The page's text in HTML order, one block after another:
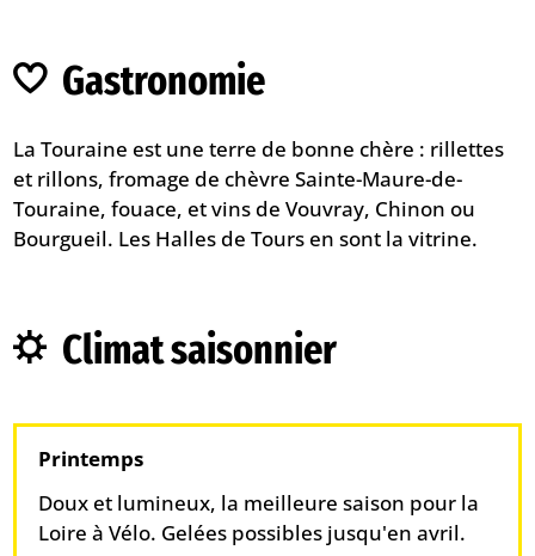
Gastronomie
La Touraine est une terre de bonne chère : rillettes
et rillons, fromage de chèvre Sainte-Maure-de-
Touraine, fouace, et vins de Vouvray, Chinon ou
Bourgueil. Les Halles de Tours en sont la vitrine.
Climat saisonnier
Printemps
Doux et lumineux, la meilleure saison pour la
Loire à Vélo. Gelées possibles jusqu'en avril.